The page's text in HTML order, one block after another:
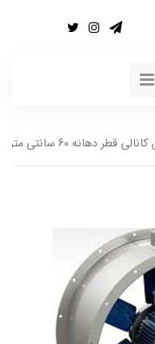
قطر دهانه 60 سانتی متر